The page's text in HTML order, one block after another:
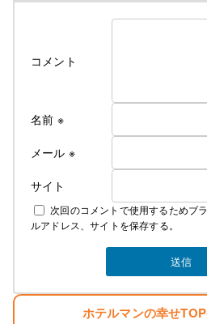
コメント
名前 ※
メール ※
サイト
次回のコメントで使用するためブ
ルアドレス、サイトを保存する。
ホテルマンの幸せ